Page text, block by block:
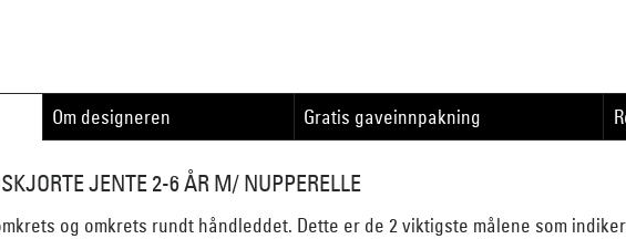
Om designeren Gratis gaveinnpakning
JENTE 2-6 ÅR M/ NUPPERELLE
og omkrets rundt håndleddet. Dette er de 2 viktigste målene som